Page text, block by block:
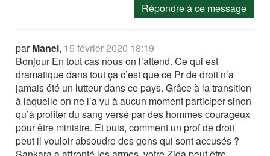
Répondre à ce message
parManel, 15 février 2020 18:19
Bonjour En tout cas nous on l’attend. Ce qui est
dramatique dans tout ça c’est que ce Pr de droit n’a
jamais été un lutteur dans ce pays. Grâce à la transition
à laquelle on ne l’a vu à aucun moment participer sinon
qu’à profiter du sang versé par des hommes courageux
pour être ministre. Et puis, comment un prof de droit
peut il vouloir absoudre des gens qui sont accusés ?